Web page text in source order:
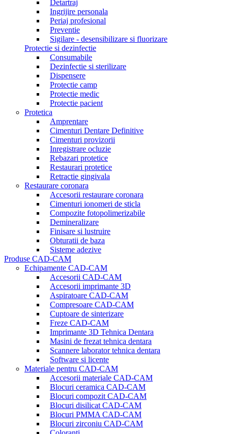
Detartraj
Ingrijire personala
Periaj profesional
Preventie
Sigilare - desensibilizare si fluorizare
Protectie si dezinfectie
Consumabile
Dezinfectie si sterilizare
Dispensere
Protectie camp
Protectie medic
Protectie pacient
Protetica
Amprentare
Cimenturi Dentare Definitive
Cimenturi provizorii
Inregistrare ocluzie
Rebazari protetice
Restaurari protetice
Retractie gingivala
Restaurare coronara
Accesorii restaurare coronara
Cimenturi ionomeri de sticla
Compozite fotopolimerizabile
Demineralizare
Finisare si lustruire
Obturatii de baza
Sisteme adezive
Produse CAD-CAM
Echipamente CAD-CAM
Accesorii CAD-CAM
Accesorii imprimante 3D
Aspiratoare CAD-CAM
Compresoare CAD-CAM
Cuptoare de sinterizare
Freze CAD-CAM
Imprimante 3D Tehnica Dentara
Masini de frezat tehnica dentara
Scannere laborator tehnica dentara
Software si licente
Materiale pentru CAD-CAM
Accesorii materiale CAD-CAM
Blocuri ceramica CAD-CAM
Blocuri compozit CAD-CAM
Blocuri disilicat CAD-CAM
Blocuri PMMA CAD-CAM
Blocuri zirconiu CAD-CAM